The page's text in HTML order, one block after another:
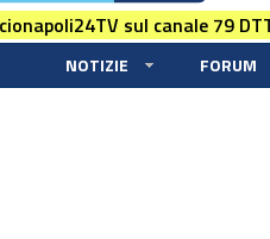
sul canale 79
NOTIZIE FORUM